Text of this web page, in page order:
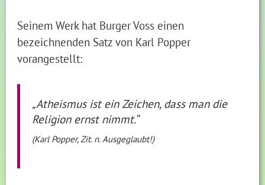
Seinem Werk hat Burger Voss einen
bezeichnenden Satz von Karl Popper
vorangestellt:
„Atheismus ist ein Zeichen, dass man die
Religion ernst nimmt.“
(Karl Popper, Zit. n. Ausgeglaubt!)